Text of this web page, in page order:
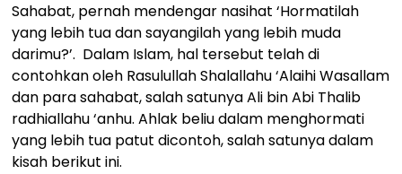
Sahabat, pernah mendengar nasihat ‘Hormatilah
yang lebih tua dan sayangilah yang lebih muda
darimu?’. Dalam Islam, hal tersebut telah di
contohkan oleh Rasulullah Shalallahu ‘Alaihi Wasallam
dan para sahabat, salah satunya Ali bin Abi Thalib
radhiallahu ‘anhu. Ahlak beliu dalam menghormati
yang lebih tua patut dicontoh, salah satunya dalam
kisah berikut ini.